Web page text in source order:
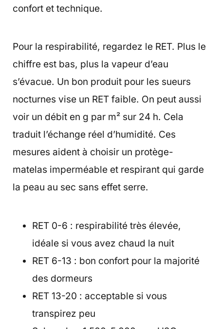
confort et technique.
Pour la respirabilité, regardez le RET. Plus le
chiffre est bas, plus la vapeur d’eau
s’évacue. Un bon produit pour les sueurs
nocturnes vise un RET faible. On peut aussi
voir un débit en g par m² sur 24 h. Cela
traduit l’échange réel d’humidité. Ces
mesures aident à choisir un protège-
matelas imperméable et respirant qui garde
la peau au sec sans effet serre.
RET 0-6 : respirabilité très élevée,
idéale si vous avez chaud la nuit
RET 6-13 : bon confort pour la majorité
des dormeurs
RET 13-20 : acceptable si vous
transpirez peu